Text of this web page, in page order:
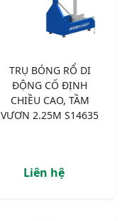
TRỤ BÓNG RỔ DI
ĐỘNG CỐ ĐỊNH
CHIỀU CAO, TẦM
VƯƠN 2.25M S14635
Liên hệ